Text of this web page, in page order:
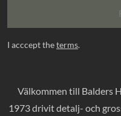
I acccept theterms.
Välkommen till Balders
1973 drivit detalj- och